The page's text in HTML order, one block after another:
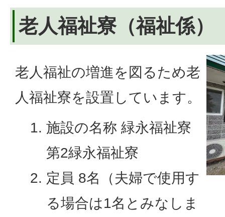
老人福祉寮（福祉係）
老人福祉の増進を図るため老
人福祉寮を設置しています。
施設の名称 緑永福祉寮
第2緑永福祉寮
定員 8名（夫婦で使用す
る場合は1名とみなしま